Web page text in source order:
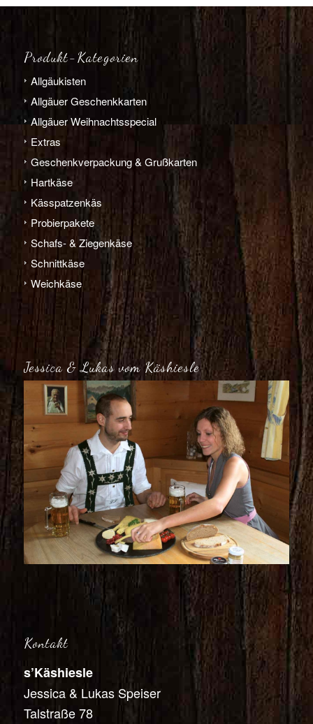
Produkt-Kategorien
Allgäu­­kisten
Allgäuer Geschenkkarten
Allgäuer Weihnachts­­special
Extras
Geschenk­verpackung & Grußkarten
Hart­­käse
Käs­­spatzen­käs
Probier­pakete
Schafs- & Ziegen­­käse
Schnitt­­käse
Weich­­käse
Jessica & Lukas vom Käshiesle
Kontakt
s’Käshiesle
Jessica & Lukas Speiser
Talstraße 78